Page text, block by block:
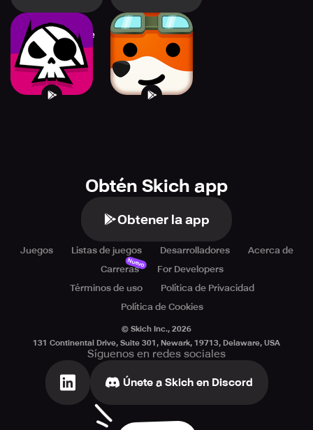
Bounty Bash: Idle
Pirate RPG
Happy Street
Obtén Skich app
Obtener la app
Juegos Listas de juegos Desarrolladores
Acerca de
Carreras
Nuevo
For Developers
Términos de uso
Política de Privacidad
Política de Cookies
© Skich Inc., 2026
131 Continental Drive, Suite 301, Newark, 19713, Delaware, USA
Síguenos en redes sociales
Únete a Skich en Discord